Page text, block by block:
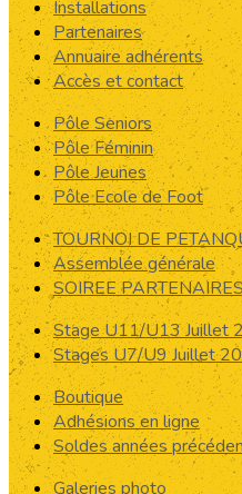
Installations
Partenaires
Annuaire adhérents
Accès et contact
Pôle Seniors
Pôle Féminin
Pôle Jeunes
Pôle Ecole de Foot
TOURNOI DE
Assemblée générale
SOIREE
Stage U11/U13 Juillet
Stages U7/U9 Juillet
Boutique
Adhésions en ligne
Soldes années
Galeries photo